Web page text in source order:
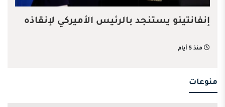
إنفانتينو يستنجد بالرئيس الأميركي لإنقاذه
منذ 5 أيام
منوعات